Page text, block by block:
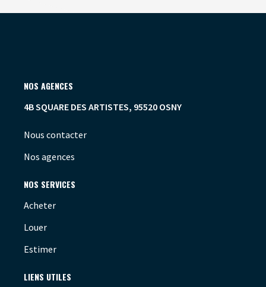
NOS AGENCES
4B SQUARE DES ARTISTES, 95520 OSNY
Nous contacter
Nos agences
NOS SERVICES
Acheter
Louer
Estimer
LIENS UTILES